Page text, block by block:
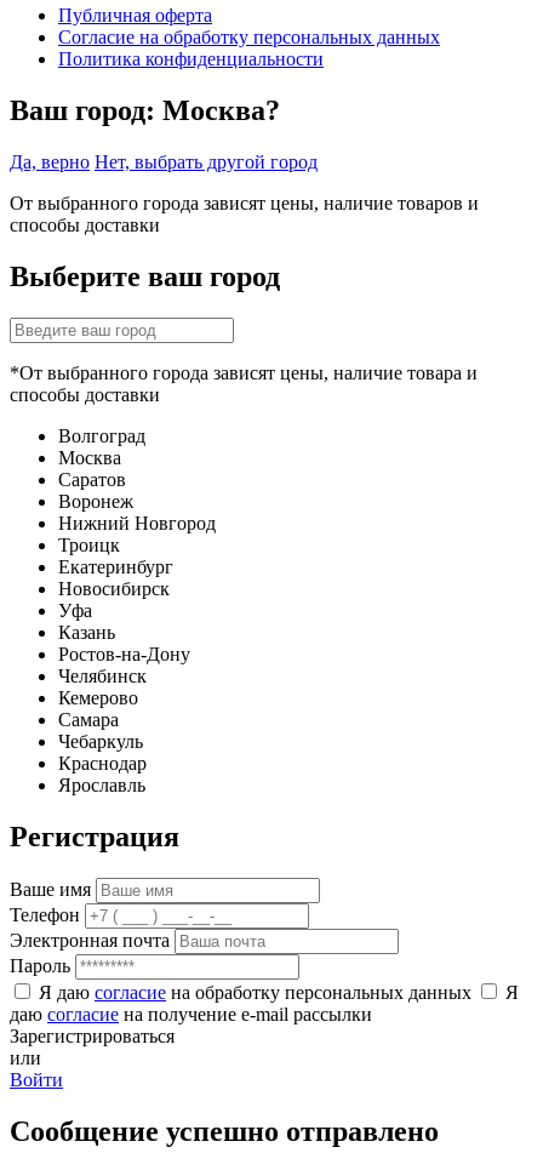
Публичная оферта
Согласие на обработку персональных данных
Политика конфиденциальности
Ваш город: Москва?
Да, верно Нет, выбрать другой город
От выбранного города зависят цены, наличие товаров и
способы доставки
Выберите ваш город
*От выбранного города зависят цены, наличие товара и
способы доставки
Волгоград
Москва
Саратов
Воронеж
Нижний Новгород
Троицк
Екатеринбург
Новосибирск
Уфа
Казань
Ростов-на-Дону
Челябинск
Кемерово
Самара
Чебаркуль
Краснодар
Ярославль
Регистрация
Ваше имя
Телефон
Электронная почта
Пароль
Я даю согласие на обработку персональных данных
Я
даю согласие на получение e-mail рассылки
Зарегистрироваться
или
Войти
Сообщение успешно отправлено